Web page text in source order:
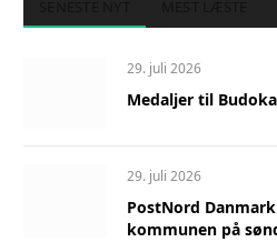
29. juli 2026
Medaljer til
29. juli 2026
PostNord
kommunen på